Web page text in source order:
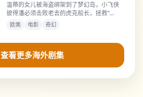
温蒂的女儿被海盗绑架到了梦幻岛，小飞侠
彼得潘必须击败老去的虎克船长，拯救“不
想长大”的最后一片领地。
欧美 电影 奇幻
查看更多海外剧集